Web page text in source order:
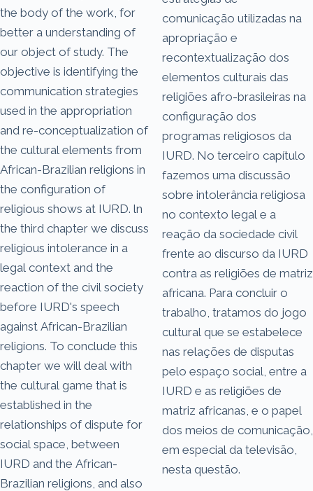
the body of the work, for
better a understanding of
our object of study. The
objective is identifying the
communication strategies
used in the appropriation
and re-conceptualization of
the cultural elements from
African-Brazilian religions in
the configuration of
religious shows at IURD. ln
the third chapter we discuss
religious intolerance in a
legal context and the
reaction of the civil society
before IURD's speech
against African-Brazilian
religions. To conclude this
chapter we will deal with
the cultural game that is
established in the
relationships of dispute for
social space, between
IURD and the African-
Brazilian religions, and also
comunicação utilizadas na
apropriação e
recontextualização dos
elementos culturais das
religiões afro-brasileiras na
configuração dos
programas religiosos da
IURD. No terceiro capítulo
fazemos uma discussão
sobre intolerância religiosa
no contexto legal e a
reação da sociedade civil
frente ao discurso da IURD
contra as religiões de matriz
africana. Para concluir o
trabalho, tratamos do jogo
cultural que se estabelece
nas relações de disputas
pelo espaço social, entre a
IURD e as religiões de
matriz africanas, e o papel
dos meios de comunicação,
em especial da televisão,
nesta questão.